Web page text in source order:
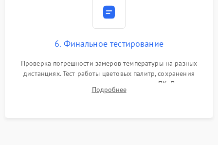
6. Финальное тестирование
Проверка погрешности замеров температуры на разных
дистанциях. Тест работы цветовых палитр, сохранения
термограмм в память и передачи данных на ПК. Проверка
автономности работы и итоговый контроль качества.
Подробнее